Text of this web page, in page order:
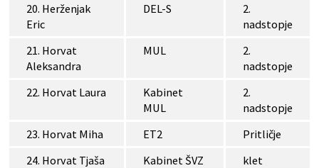
20. Herženjak
Eric
DEL-S
2.
nadstopje
21. Horvat
Aleksandra
MUL
2.
nadstopje
22. Horvat Laura
Kabinet
MUL
2.
nadstopje
23. Horvat Miha
ET2
Pritličje
24. Horvat Tjaša
Kabinet ŠVZ
klet